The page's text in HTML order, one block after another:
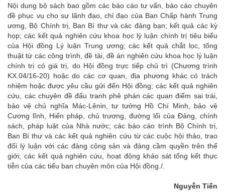
Nội dung bộ sách bao gồm các báo cáo tư vấn, báo cáo chuyên
đề phục vụ cho sự lãnh đạo, chỉ đạo của Ban Chấp hành Trung
ương, Bộ Chính trị, Ban Bí thư và các đảng bạn; kết quả các kỳ
họp; các kết quả nghiên cứu khoa học lý luận chính trị tiêu biểu
của Hội đồng Lý luận Trung ương; các kết quả chắt lọc, tổng
thuật từ các công trình, đề tài, đề án nghiên cứu khoa học lý luận
chính trị có giá trị, do Hội đồng trực tiếp chủ trì (Chương trình
KX.04/16-20) hoặc do các cơ quan, địa phương khác có trách
nhiệm hoặc được yêu cầu gửi đến Hội đồng; các kết quả nghiên
cứu, các chuyên đề đấu tranh phê phán các quan điểm sai trái,
bảo vệ chủ nghĩa Mác-Lênin, tư tưởng Hồ Chí Minh, bảo vệ
Cương lĩnh, Hiến pháp, chủ trương, đường lối của Đảng, chính
sách, pháp luật của Nhà nước; các báo cáo trình Bộ Chính trị,
Ban Bí thư và các kết quả nghiên cứu từ các cuộc hội thảo, trao
đổi lý luận với các đảng cộng sản và đảng cầm quyền trên thế
giới; các kết quả nghiên cứu, hoạt động khảo sát tổng kết thực
tiễn của các tiểu ban chuyên môn của Hội đồng./.
Nguyễn Tiến